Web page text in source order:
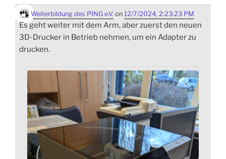
Weiterbildung des PING e.V. on 12/7/2024, 2:23:23 PM
Es geht weiter mit dem Arm, aber zuerst den neuen
3D-Drucker in Betrieb nehmen, um ein Adapter zu
drucken.